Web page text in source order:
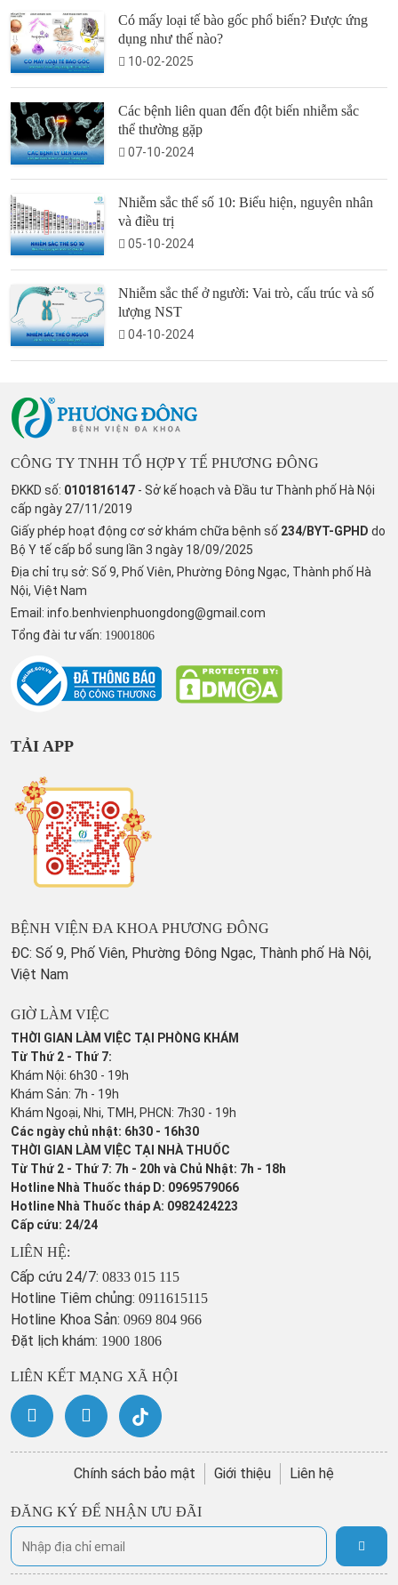
Có mấy loại tế bào gốc phổ biến? Được ứng
dụng như thế nào?
10-02-2025
Các bệnh liên quan đến đột biến nhiễm sắc
thể thường gặp
07-10-2024
Nhiễm sắc thể số 10: Biểu hiện, nguyên nhân
và điều trị
05-10-2024
Nhiễm sắc thể ở người: Vai trò, cấu trúc và số
lượng NST
04-10-2024
CÔNG TY TNHH TỔ HỢP Y TẾ PHƯƠNG ĐÔNG
ĐKKD số: 0101816147 - Sở kế hoạch và Đầu tư Thành phố Hà Nội
cấp ngày 27/11/2019
Giấy phép hoạt động cơ sở khám chữa bệnh số 234/BYT-GPHD do
Bộ Y tế cấp bổ sung lần 3 ngày 18/09/2025
Địa chỉ trụ sở: Số 9, Phố Viên, Phường Đông Ngạc, Thành phố Hà
Nội, Việt Nam
Email: info.benhvienphuongdong@gmail.com
Tổng đài tư vấn: 19001806
TẢI APP
BỆNH VIỆN ĐA KHOA PHƯƠNG ĐÔNG
ĐC: Số 9, Phố Viên, Phường Đông Ngạc, Thành phố Hà Nội,
Việt Nam
GIỜ LÀM VIỆC
THỜI GIAN LÀM VIỆC TẠI PHÒNG KHÁM
Từ Thứ 2 - Thứ 7:
Khám Nội: 6h30 - 19h
Khám Sản: 7h - 19h
Khám Ngoại, Nhi, TMH, PHCN: 7h30 - 19h
Các ngày chủ nhật: 6h30 - 16h30
THỜI GIAN LÀM VIỆC TẠI NHÀ THUỐC
Từ Thứ 2 - Thứ 7: 7h - 20h và Chủ Nhật: 7h - 18h
Hotline Nhà Thuốc tháp D: 0969579066
Hotline Nhà Thuốc tháp A: 0982424223
Cấp cứu: 24/24
LIÊN HỆ:
Cấp cứu 24/7: 0833 015 115
Hotline Tiêm chủng: 0911615115
Hotline Khoa Sản: 0969 804 966
Đặt lịch khám: 1900 1806
LIÊN KẾT MẠNG XÃ HỘI
Chính sách bảo mật Giới thiệu Liên hệ
ĐĂNG KÝ ĐỂ NHẬN ƯU ĐÃI